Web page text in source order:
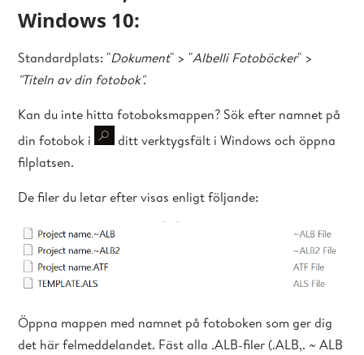
Windows 10:
Standardplats: "Dokument" > "Albelli Fotoböcker" >
"Titeln av din fotobok".
Kan du inte hitta fotoboksmappen? Sök efter namnet på
din fotobok i
ditt verktygsfält i Windows och öppna
filplatsen.
De filer du letar efter visas enligt följande:
Öppna mappen med namnet på fotoboken som ger dig
det här felmeddelandet. Fäst alla .ALB-filer (.ALB,. ~ ALB